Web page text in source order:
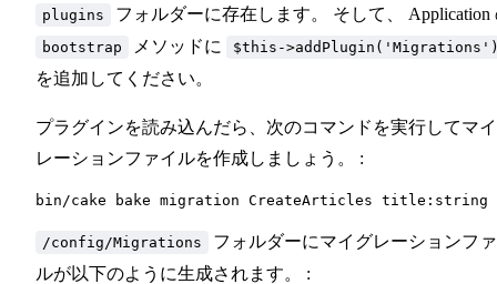
plugins フォルダーに存在します。 そして、 Application
bootstrap メソッドに $this-
を追加してください。
プラグインを読み込んだら、次のコマンドを実行してマ
レーションファイルを作成しましょう。 :
/config/Migrations
フォルダーにマイグレーションフ
ルが以下のように生成されます。 :